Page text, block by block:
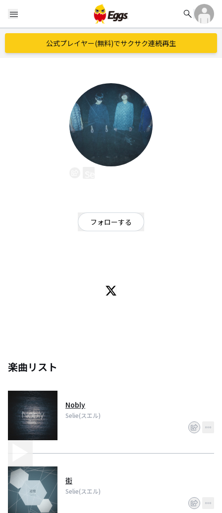
menu search
公式プレイヤー(無料)でサクサク連続再生
フォローする
楽曲リスト
Nobly
Selie(スエル)
街
Selie(スエル)